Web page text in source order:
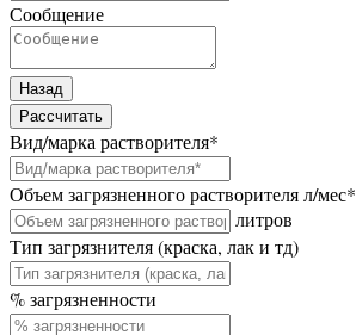
Сообщение
Назад
Рассчитать
Вид/марка растворителя*
Объем загрязненного растворителя л/мес*
литров
Тип загрязнителя (краска, лак и тд)
% загрязненности